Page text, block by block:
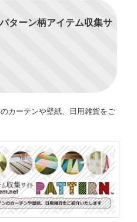
ターン柄アイテム収集サ
カーテンや壁紙、日用雑貨をご